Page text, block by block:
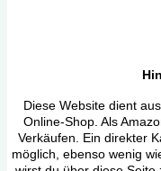
Diese Website dient
Online-Shop. Als
Verkäufen. Ein direkter
möglich, ebenso wenig